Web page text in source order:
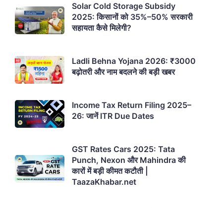
Solar Cold Storage Subsidy
2025: किसानों को 35%–50% सरकारी
सहायता कैसे मिलेगी?
Ladli Behna Yojana 2026: ₹3000
बढ़ोतरी और नाम बदलने की बड़ी खबर
Income Tax Return Filing 2025–
26: जानें ITR Due Dates
GST Rates Cars 2025: Tata
Punch, Nexon और Mahindra की
कारों में बड़ी कीमत कटौती |
TaazaKhabar.net